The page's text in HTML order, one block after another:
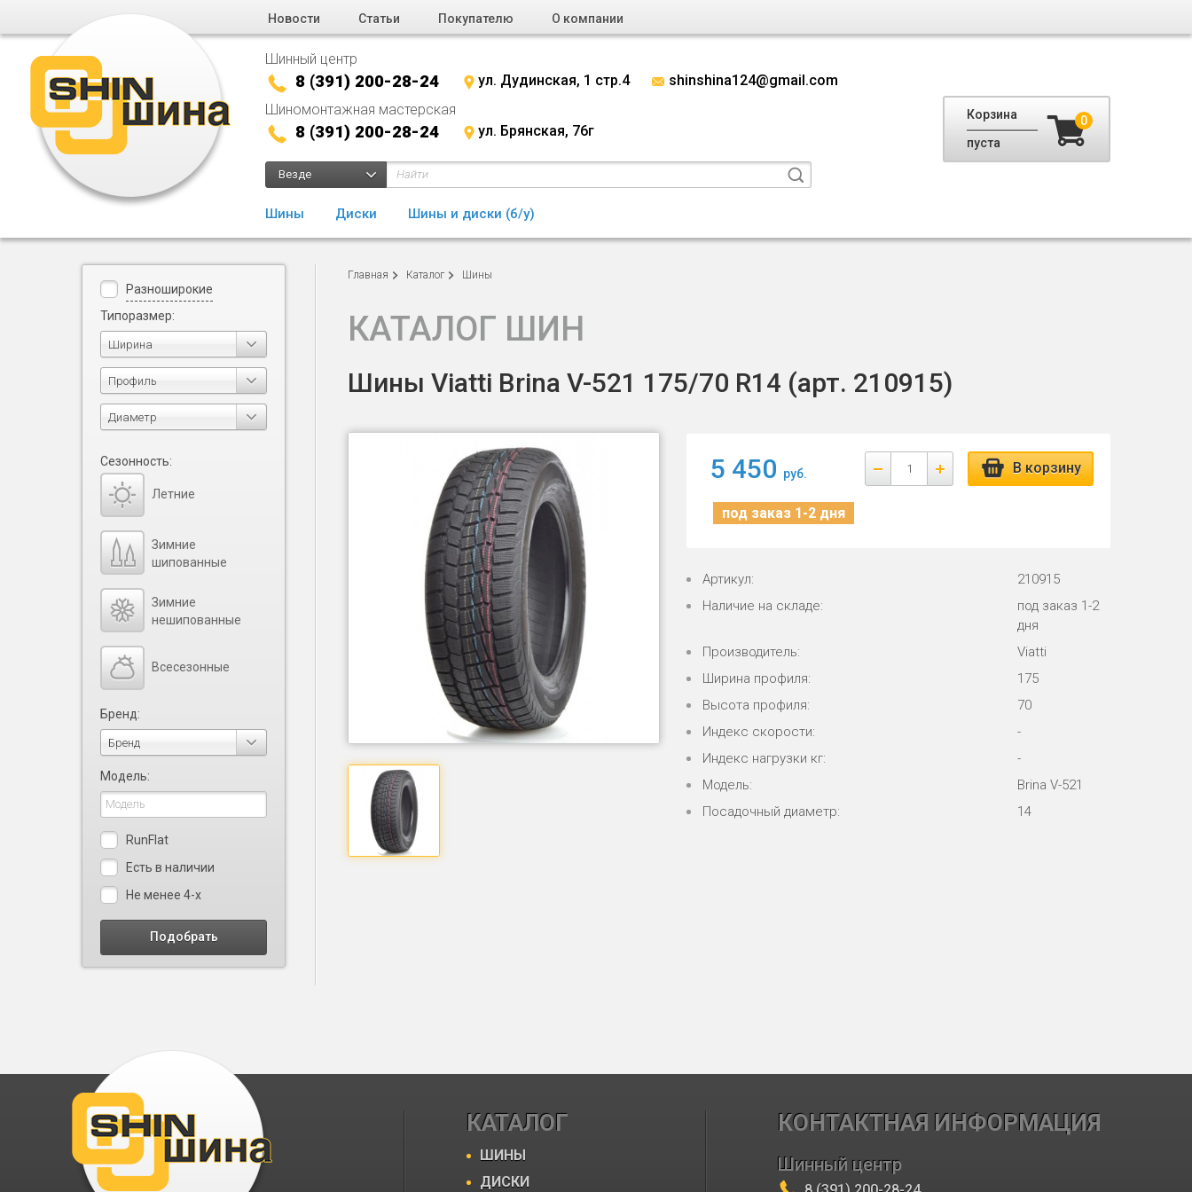
Новости Статьи Покупателю О компании
Шинный центр
8 (391) 200-28-24 ул. Дудинская, 1 стр.4
shinshina124@gmail.com
Шиномонтажная мастерская
8 (391) 200-28-24 ул. Брянская, 76г
Везде
Шины Диски Шины и диски (б/у)
Корзина
пуста
0
Главная Каталог Шины
КАТАЛОГ ШИН
Шины Viatti Brina V-521 175/70 R14 (арт. 210915)
5 450 руб. В корзину
под заказ 1-2 дня
Артикул:
210915
Наличие на складе:
под заказ 1-2
дня
Производитель:
Viatti
Ширина профиля:
175
Высота профиля:
70
Индекс скорости:
-
Индекс нагрузки кг:
-
Модель:
Brina V-521
Посадочный диаметр:
14
Разноширокие
Типоразмер:
Ширина
Профиль
Диаметр
Сезонность:
Летние
Зимние
шипованные
Зимние
нешипованные
Всесезонные
Бренд:
Бренд
Модель:
RunFlat
Есть в наличии
Не менее 4-х
КАТАЛОГ
ШИНЫ
ДИСКИ
КОНТАКТНАЯ ИНФОРМАЦИЯ
Шинный центр